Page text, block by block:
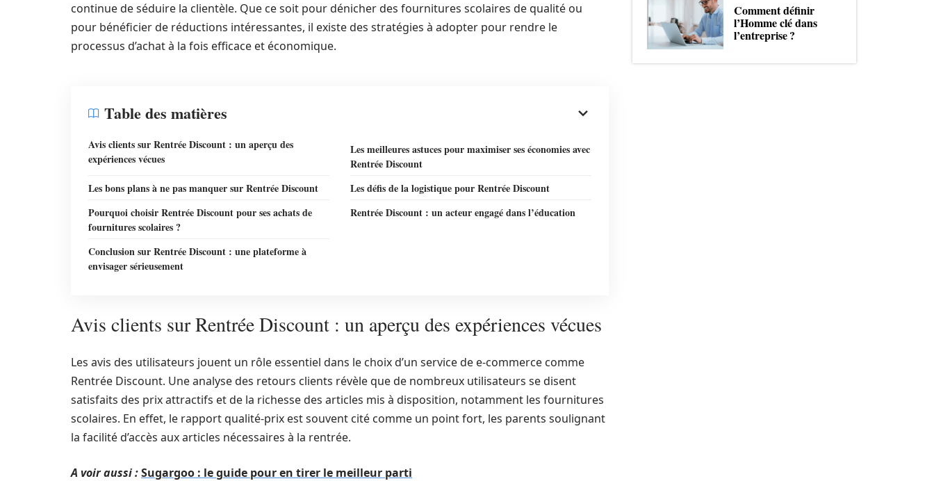
continue de séduire la clientèle. Que ce soit pour dénicher des fournitures scolaires de qualité ou
pour bénéficier de réductions intéressantes, il existe des stratégies à adopter pour rendre le
processus d’achat à la fois efficace et économique.
Table des matières
Avis clients sur Rentrée Discount : un aperçu des
expériences vécues
Les meilleures astuces pour maximiser ses économies avec
Rentrée Discount
Les bons plans à ne pas manquer sur Rentrée Discount
Les défis de la logistique pour Rentrée Discount
Pourquoi choisir Rentrée Discount pour ses achats de
fournitures scolaires ?
Rentrée Discount : un acteur engagé dans l’éducation
Conclusion sur Rentrée Discount : une plateforme à
envisager sérieusement
Avis clients sur Rentrée Discount : un aperçu des expériences vécues
Les avis des utilisateurs jouent un rôle essentiel dans le choix d’un service de e-commerce comme
Rentrée Discount. Une analyse des retours clients révèle que de nombreux utilisateurs se disent
satisfaits des prix attractifs et de la richesse des articles mis à disposition, notamment les fournitures
scolaires. En effet, le rapport qualité-prix est souvent cité comme un point fort, les parents soulignant
la facilité d’accès aux articles nécessaires à la rentrée.
A voir aussi :Sugargoo : le guide pour en tirer le meilleur parti
Comment définir
l’Homme clé dans
l’entreprise ?